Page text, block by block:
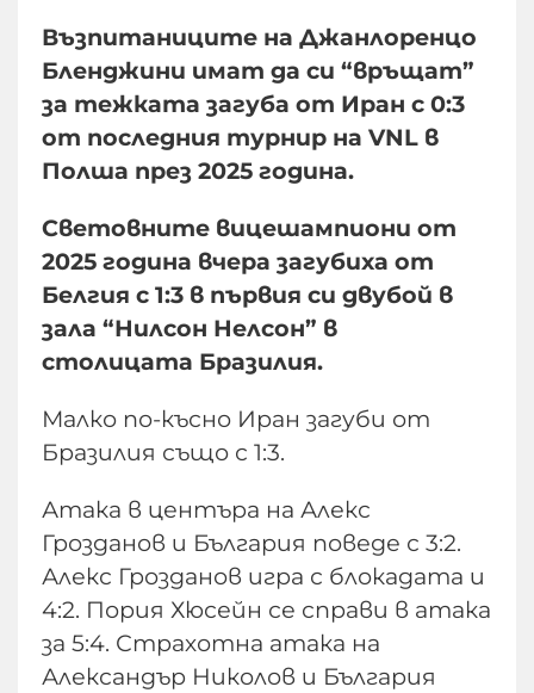
Възпитаниците на Джанлоренцо
Бленджини имат да си “връщат”
за тежката загуба от Иран с 0:3
от последния турнир на VNL в
Полша през 2025 година.
Световните вицешампиони от
2025 година вчера загубиха от
Белгия с 1:3 в първия си двубой в
зала “Нилсон Нелсон” в
столицата Бразилия.
Малко по-късно Иран загуби от
Бразилия също с 1:3.
Атака в центъра на Алекс
Грозданов и България поведе с 3:2.
Алекс Грозданов игра с блокадата и
4:2. Пория Хюсейн се справи в атака
за 5:4. Страхотна атака на
Александър Николов и България